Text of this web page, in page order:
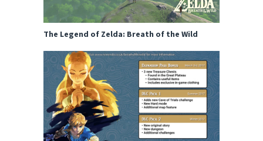
The Legend of Zelda: Breath of the Wild